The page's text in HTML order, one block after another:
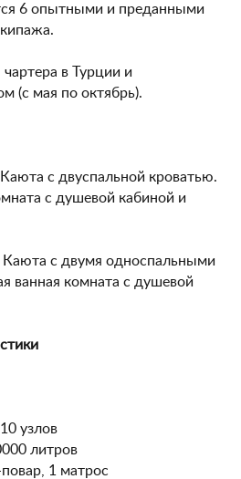
6 опытными и преданными
чартера в Турции и
(с мая по октябрь).
с двуспальной кроватью.
с душевой кабиной и
с двумя односпальными
ванная комната с душевой
узлов
литров
1 матрос